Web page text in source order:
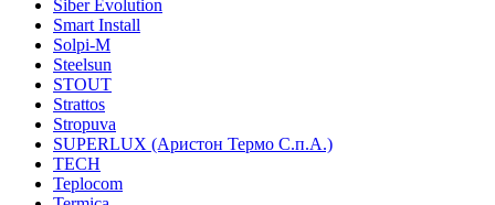
Siber Evolution
Smart Install
Solpi-M
Steelsun
STOUT
Strattos
Stropuva
SUPERLUX (Аристон Термо С.п.А.)
TECH
Teplocom